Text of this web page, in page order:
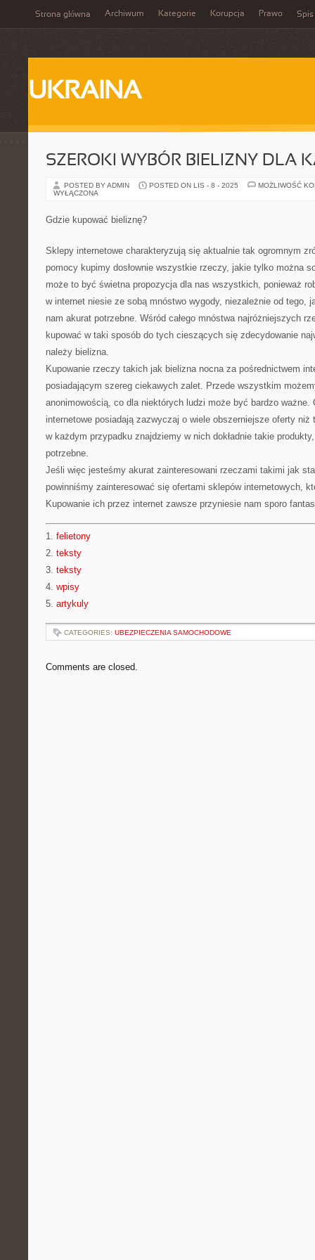
Strona główna Archiwum Kategorie Korupcja Prawo Spis
UKRAINA
SZEROKI WYBÓR BIELIZNY DLA
POSTED BY ADMIN POSTED ON LIS - 8 - 2025
MOŻLIWOŚĆ
WYŁĄCZONA
Gdzie kupować bieliznę?
Sklepy internetowe charakteryzują się aktualnie tak ogromnym
pomocy kupimy dosłownie wszystkie rzeczy, jakie tylko można
może to być świetna propozycja dla nas wszystkich, ponieważ
w internet niesie ze sobą mnóstwo wygody, niezależnie od tego,
nam akurat potrzebne. Wśród całego mnóstwa najróżniejszych
kupować w taki sposób do tych cieszących się zdecydowanie
należy bielizna.
Kupowanie rzeczy takich jak bielizna nocna za pośrednictwem
posiadającym szereg ciekawych zalet. Przede wszystkim
anonimowością, co dla niektórych ludzi może być bardzo ważne.
internetowe posiadają zazwyczaj o wiele obszerniejsze oferty
w każdym przypadku znajdziemy w nich dokładnie takie
potrzebne.
Jeśli więc jesteśmy akurat zainteresowani rzeczami takimi jak
powinniśmy zainteresować się ofertami sklepów internetowych,
Kupowanie ich przez internet zawsze przyniesie nam sporo
1. felietony
2. teksty
3. teksty
4. wpisy
5. artykuly
CATEGORIES: UBEZPIECZENIA SAMOCHODOWE
Comments are closed.